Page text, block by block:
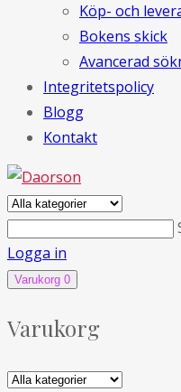
Köp- och
Bokens skick
Avancerad
Integritetspolicy
Blogg
Kontakt
Logga in
Varukorg 0
Varukorg